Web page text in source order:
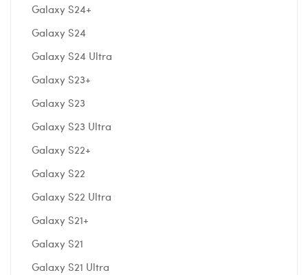
Galaxy S24+
Galaxy S24
Galaxy S24 Ultra
Galaxy S23+
Galaxy S23
Galaxy S23 Ultra
Galaxy S22+
Galaxy S22
Galaxy S22 Ultra
Galaxy S21+
Galaxy S21
Galaxy S21 Ultra